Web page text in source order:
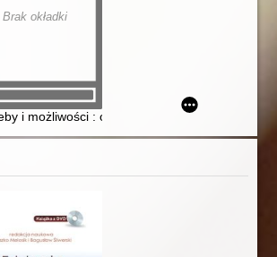
Brak okładki
i możliwości : o żłobkach warszawskich